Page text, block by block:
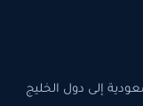
إلى دول الخليج